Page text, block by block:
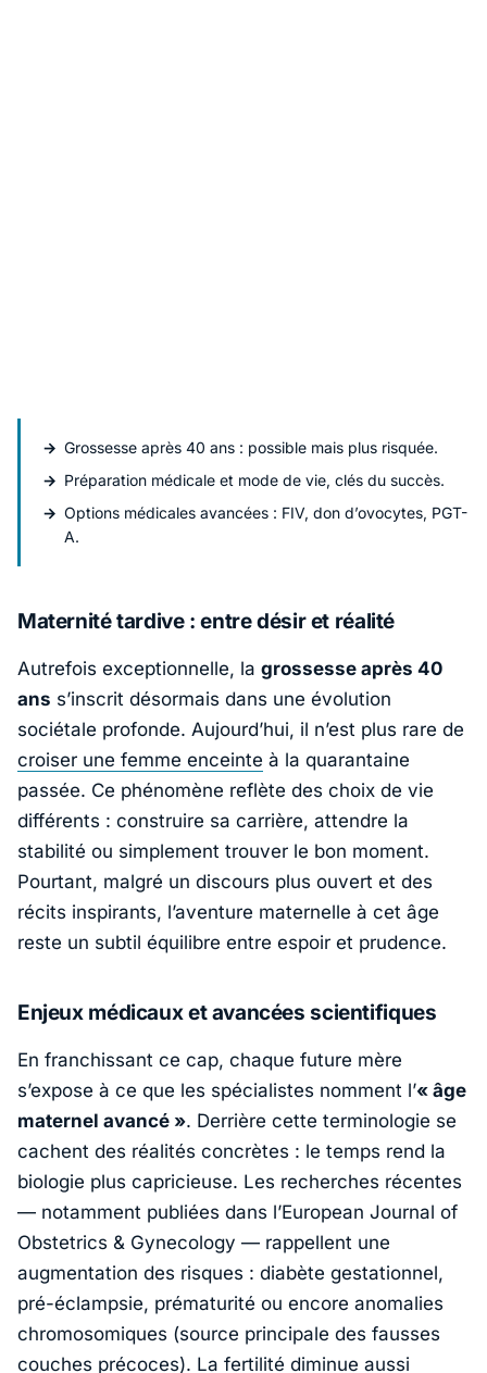
Grossesse après 40 ans : possible mais plus risquée.
Préparation médicale et mode de vie, clés du succès.
Options médicales avancées : FIV, don d’ovocytes, PGT-
A.
Maternité tardive : entre désir et réalité
Autrefois exceptionnelle, la grossesse après 40
ans s’inscrit désormais dans une évolution
sociétale profonde. Aujourd’hui, il n’est plus rare de
croiser une femme enceinte à la quarantaine
passée. Ce phénomène reflète des choix de vie
différents : construire sa carrière, attendre la
stabilité ou simplement trouver le bon moment.
Pourtant, malgré un discours plus ouvert et des
récits inspirants, l’aventure maternelle à cet âge
reste un subtil équilibre entre espoir et prudence.
Enjeux médicaux et avancées scientifiques
En franchissant ce cap, chaque future mère
s’expose à ce que les spécialistes nomment l’« âge
maternel avancé ». Derrière cette terminologie se
cachent des réalités concrètes : le temps rend la
biologie plus capricieuse. Les recherches récentes
— notamment publiées dans l’European Journal of
Obstetrics & Gynecology — rappellent une
augmentation des risques : diabète gestationnel,
pré-éclampsie, prématurité ou encore anomalies
chromosomiques (source principale des fausses
couches précoces). La fertilité diminue aussi